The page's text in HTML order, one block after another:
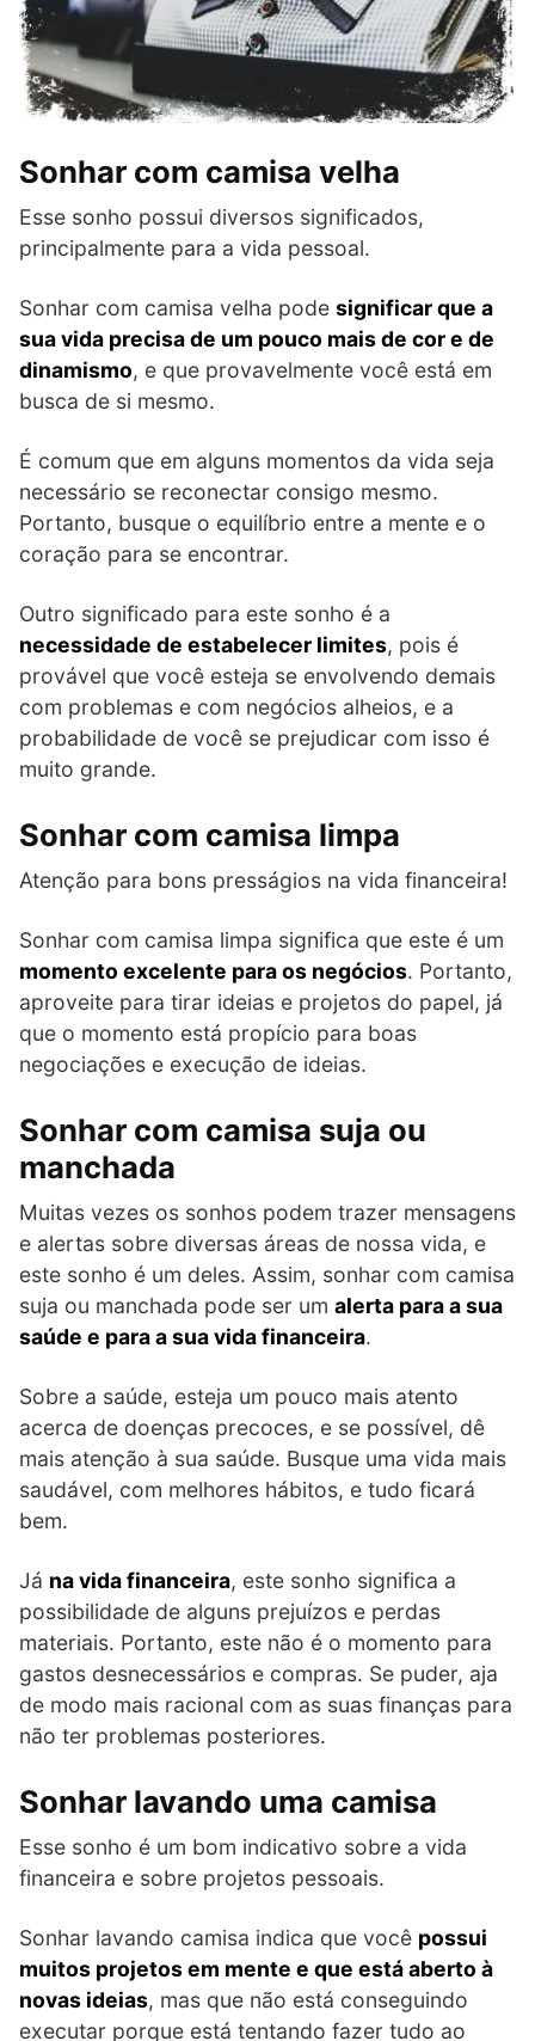
Sonhar com camisa velha
Esse sonho possui diversos significados,
principalmente para a vida pessoal.
Sonhar com camisa velha pode significar que a
sua vida precisa de um pouco mais de cor e de
dinamismo, e que provavelmente você está em
busca de si mesmo.
É comum que em alguns momentos da vida seja
necessário se reconectar consigo mesmo.
Portanto, busque o equilíbrio entre a mente e o
coração para se encontrar.
Outro significado para este sonho é a
necessidade de estabelecer limites, pois é
provável que você esteja se envolvendo demais
com problemas e com negócios alheios, e a
probabilidade de você se prejudicar com isso é
muito grande.
Sonhar com camisa limpa
Atenção para bons presságios na vida financeira!
Sonhar com camisa limpa significa que este é um
momento excelente para os negócios. Portanto,
aproveite para tirar ideias e projetos do papel, já
que o momento está propício para boas
negociações e execução de ideias.
Sonhar com camisa suja ou
manchada
Muitas vezes os sonhos podem trazer mensagens
e alertas sobre diversas áreas de nossa vida, e
este sonho é um deles. Assim, sonhar com camisa
suja ou manchada pode ser um alerta para a sua
saúde e para a sua vida financeira.
Sobre a saúde, esteja um pouco mais atento
acerca de doenças precoces, e se possível, dê
mais atenção à sua saúde. Busque uma vida mais
saudável, com melhores hábitos, e tudo ficará
bem.
Já na vida financeira, este sonho significa a
possibilidade de alguns prejuízos e perdas
materiais. Portanto, este não é o momento para
gastos desnecessários e compras. Se puder, aja
de modo mais racional com as suas finanças para
não ter problemas posteriores.
Sonhar lavando uma camisa
Esse sonho é um bom indicativo sobre a vida
financeira e sobre projetos pessoais.
Sonhar lavando camisa indica que você possui
muitos projetos em mente e que está aberto à
novas ideias, mas que não está conseguindo
executar porque está tentando fazer tudo ao